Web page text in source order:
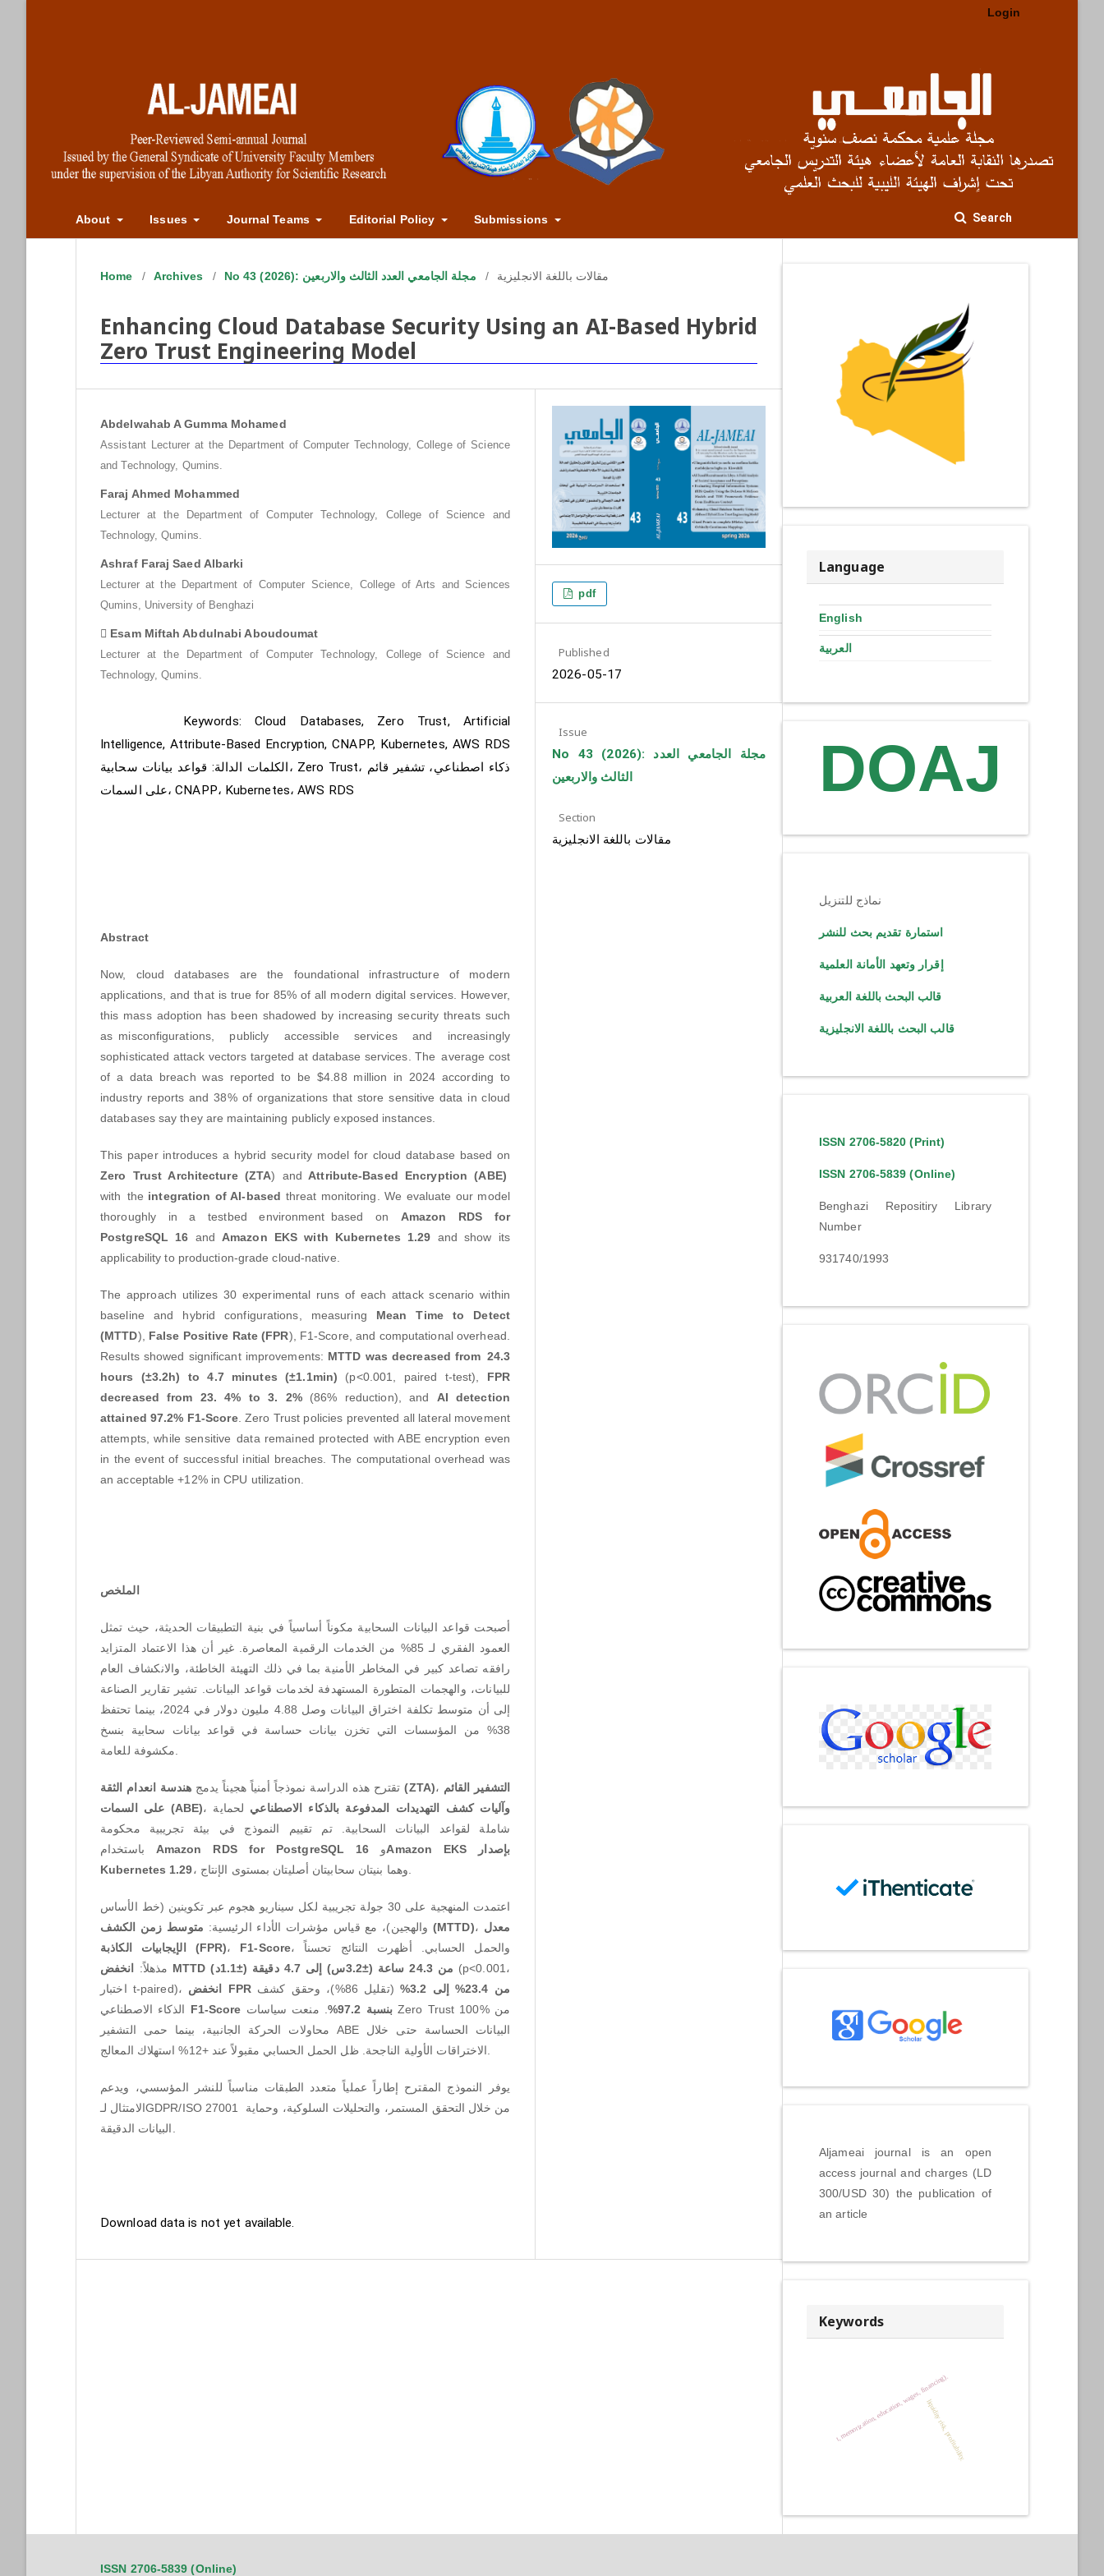
About Issues Journal Teams Editorial Policy Submissions Search
Login
Home / Archives / No 43 (2026): مجلة الجامعي العدد الثالث والاربعين / مقالات باللغة الانجليزية
Enhancing Cloud Database Security Using an AI-Based Hybrid
Zero Trust Engineering Model
Abdelwahab A Gumma Mohamed
Assistant Lecturer at the Department of Computer Technology, College of Science
and Technology, Qumins.
Faraj Ahmed Mohammed
Lecturer at the Department of Computer Technology, College of Science and
Technology, Qumins.
Ashraf Faraj Saed Albarki
Lecturer at the Department of Computer Science, College of Arts and Sciences
Qumins, University of Benghazi
 Esam Miftah Abdulnabi Aboudoumat
Lecturer at the Department of Computer Technology, College of Science and
Technology, Qumins.
Keywords: Cloud Databases, Zero Trust, Artificial
Intelligence, Attribute-Based Encryption, CNAPP, Kubernetes, AWS RDS
الكلمات الدالة: قواعد بيانات سحابية، Zero Trust، ذكاء اصطناعي، تشفير قائم
على السمات، CNAPP، Kubernetes، AWS RDS
Abstract
Now, cloud databases are the foundational infrastructure of modern
applications, and that is true for 85% of all modern digital services. However,
this mass adoption has been shadowed by increasing security threats such
as misconfigurations, publicly accessible services and increasingly
sophisticated attack vectors targeted at database services. The average cost
of a data breach was reported to be $4.88 million in 2024 according to
industry reports and 38% of organizations that store sensitive data in cloud
databases say they are maintaining publicly exposed instances.
This paper introduces a hybrid security model for cloud database based on
Zero Trust Architecture (ZTA) and Attribute-Based Encryption (ABE)
with the integration of AI-based threat monitoring. We evaluate our model
thoroughly in a testbed environment based on Amazon RDS for
PostgreSQL 16 and Amazon EKS with Kubernetes 1.29 and show its
applicability to production-grade cloud-native.
The approach utilizes 30 experimental runs of each attack scenario within
baseline and hybrid configurations, measuring Mean Time to Detect
(MTTD), False Positive Rate (FPR), F1-Score, and computational overhead.
Results showed significant improvements: MTTD was decreased from 24.3
hours (±3.2h) to 4.7 minutes (±1.1min) (p<0.001, paired t-test), FPR
decreased from 23. 4% to 3. 2% (86% reduction), and AI detection
attained 97.2% F1-Score. Zero Trust policies prevented all lateral movement
attempts, while sensitive data remained protected with ABE encryption even
in the event of successful initial breaches. The computational overhead was
an acceptable +12% in CPU utilization.
أصبحت قواعد البيانات السحابية مكوناً أساسياً في بنية التطبيقات الحديثة، حيث تمثل
العمود الفقري لـ 85% من الخدمات الرقمية المعاصرة. غير أن هذا الاعتماد المتزايد
رافقه تصاعد كبير في المخاطر الأمنية بما في ذلك التهيئة الخاطئة، والانكشاف العام
للبيانات، والهجمات المتطورة المستهدفة لخدمات قواعد البيانات. تشير تقارير الصناعة
إلى أن متوسط تكلفة اختراق البيانات وصل 4.88 مليون دولار في 2024، بينما تحتفظ
38% من المؤسسات التي تخزن بيانات حساسة في قواعد بيانات سحابية بنسخ
تقترح هذه الدراسة نموذجاً أمنياً هجيناً يدمج هندسة انعدام الثقة (ZTA)، التشفير القائم
على السمات (ABE)، وآليات كشف التهديدات المدفوعة بالذكاء الاصطناعي لحماية
شاملة لقواعد البيانات السحابية. تم تقييم النموذج في بيئة تجريبية محكومة
Amazon RDS for PostgreSQL 16 وAmazon EKS
بإصدار
Kubernetes 1.29
اعتمدت المنهجية على 30 جولة تجريبية لكل سيناريو هجوم عبر تكوينين (خط الأساس
والهجين)، مع قياس مؤشرات الأداء الرئيسية: متوسط زمن الكشف (MTTD)، معدل
الإيجابيات الكاذبة
(FPR)، F1-Score، والحمل الحسابي. أظهرت النتائج تحسناً
مذهلاً:
انخفض MTTD من 24.3 ساعة (±3.2س) إلى 4.7 دقيقة (±1.1د) (p<0.001،
اختبار t-paired)، انخفض FPR من 23.4% إلى 3.2 %
(تقليل 86%)، وحقق كشف
F1-Score بنسبة 97.2 % . منعت سياسات Zero Trust 100% من
محاولات الحركة الجانبية، بينما حمى التشفير ABE البيانات الحساسة حتى خلال
يوفر النموذج المقترح إطاراً عملياً متعدد الطبقات مناسباً للنشر المؤسسي، ويدعم
الامتثال لـGDPR/ISO 27001 من خلال التحقق المستمر، والتحليلات السلوكية، وحماية
Download data is not yet available.
pdf
Published
2026-05-17
Issue
No 43 (2026): مجلة الجامعي العدد
الثالث والاربعين
Section
مقالات باللغة الانجليزية
Language
English
العربية
DOAJ
نماذج للتنزيل
استمارة تقديم بحث للنشر
إقرار وتعهد الأمانة العلمية
قالب البحث باللغة العربية
قالب البحث باللغة الانجليزية
ISSN 2706-5820 (Print)
ISSN 2706-5839 (Online)
Benghazi Repositiry Library
Number
931740/1993
Aljameai journal is an open
access journal and charges (LD
300/USD 30) the publication of
an article
Keywords
t, memorization, education, wages, financing).liquidity risk, profitability.
ISSN 2706-5839 (Online)